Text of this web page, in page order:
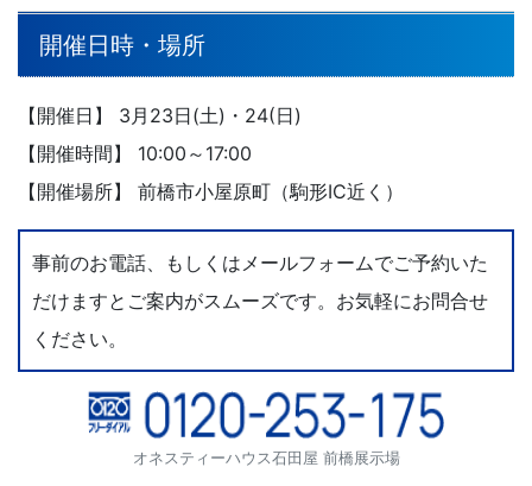
開催日時・場所
【開催日】 3月23日(土)・24(日)
【開催時間】 10:00～17:00
【開催場所】 前橋市小屋原町（駒形IC近く）
事前のお電話、もしくはメールフォームでご予約いた
だけますとご案内がスムーズです。お気軽にお問合せ
ください。
オネスティーハウス石田屋 前橋展示場